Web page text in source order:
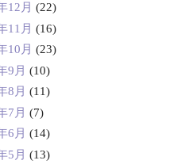
12月 (22)
11月 (16)
10月 (23)
9月 (10)
8月 (11)
7月 (7)
6月 (14)
5月 (13)